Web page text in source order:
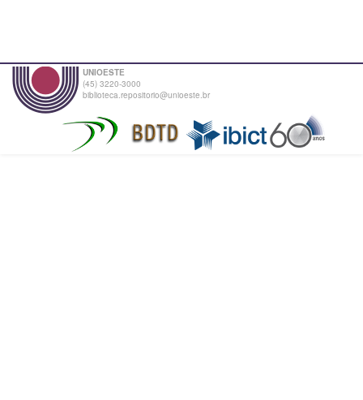
UNIOESTE
(45) 3220-3000
biblioteca.repositorio@unioeste.br